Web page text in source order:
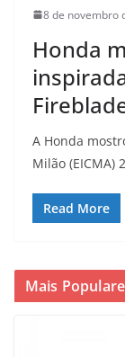
8 de novembro
Honda
A Honda
Milão (EICMA)
Read More
Mais